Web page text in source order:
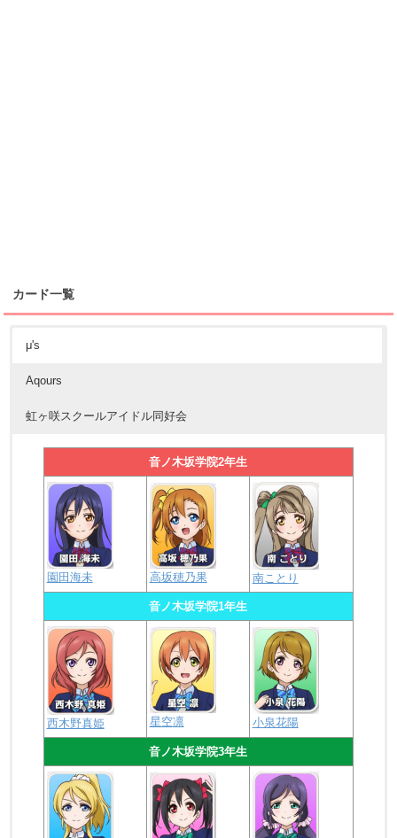
カード一覧
μ's
Aqours
虹ヶ咲スクールアイドル同好会
音ノ木坂学院2年生
園田海未 高坂穂乃果 南ことり
音ノ木坂学院1年生
西木野真姫 星空凛 小泉花陽
音ノ木坂学院3年生